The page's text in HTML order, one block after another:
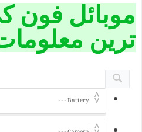
موبائل فون
ترین